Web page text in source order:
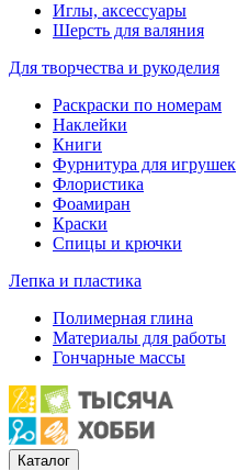
Иглы, аксессуары
Шерсть для валяния
Для творчества и рукоделия
Раскраски по номерам
Наклейки
Книги
Фурнитура для игрушек
Флористика
Фоамиран
Краски
Спицы и крючки
Лепка и пластика
Полимерная глина
Материалы для работы
Гончарные массы
Каталог